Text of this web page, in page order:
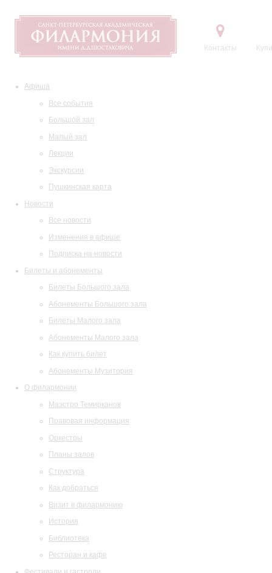
Контакты
Афиша
Все события
Большой зал
Малый зал
Лекции
Экскурсии
Пушкинская карта
Новости
Все новости
Изменения в афише
Подписка на новости
Билеты и абонементы
Билеты Большого зала
Абонементы Большого зала
Билеты Малого зала
Абонементы Малого зала
Как купить билет
Абонементы Музитория
О филармонии
Маэстро Темирканов
Правовая информация
Оркестры
Планы залов
Структура
Как добраться
Визит в филармонию
История
Библиотека
Ресторан и кафе